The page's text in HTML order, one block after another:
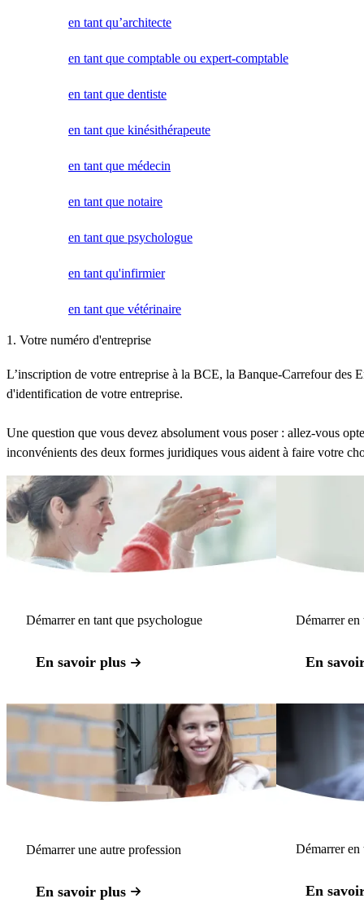
en tant qu’architecte
en tant que comptable ou expert-comptable
en tant que dentiste
en tant que kinésithérapeute
en tant que médecin
en tant que notaire
en tant que psychologue
en tant qu'infirmier
en tant que vétérinaire
1. Votre numéro d'entreprise
L’inscription de votre entreprise à la BCE, la Banque-Carrefour des
d'identification de votre entreprise.
Une question que vous devez absolument vous poser : allez-vous
inconvénients des deux formes juridiques vous aident à faire votre
Démarrer en tant que psychologue
En savoir plus
Démarrer en
En
Démarrer une autre profession
En savoir plus
Démarrer en
En